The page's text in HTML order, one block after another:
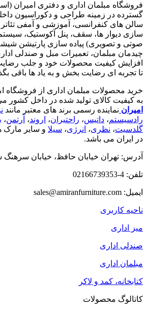
فروشگاه مبلمان اداری و دفتری امیران
گسترده در زمینه طراحی و دکوراسیون
سالن های کنفرانسی، آموزشی و آمفی
سازی دیوار ها، سقف، پنل آکوستیک،
صوتی و تصویری) پیاده سازی پارتیشن
چیدمان مبلمان، تعمیرات مبل و صندلی
افزایش کیفیت محصولات خود و جلب
تا تجربه ای رضایت بخش و به یاد ها باقی
خرید محصولات مبلمان اداری از فروشگاه
به کیفیت کالای تولید شده در داخل کشور
امیران نماینده رسمی برند های معتبر مانند
رادسیستم، داتیس، راحتیران، اروند، آرتمن،
گلدسیت، نظری، انرژی، سیلا و سایر مارک
در ایران می باشد.
آدرس: تهران خیابان حافظ، خیابان سرهنگ
تلفن: 4-02166739353
ایمیل: sales@amiranfurniture.com
ناحیه کاربری
میز اداری
صندلی اداری
مبلمان اداری
کتابخانه، کمد و لاکر
کاتالوگ محصولات